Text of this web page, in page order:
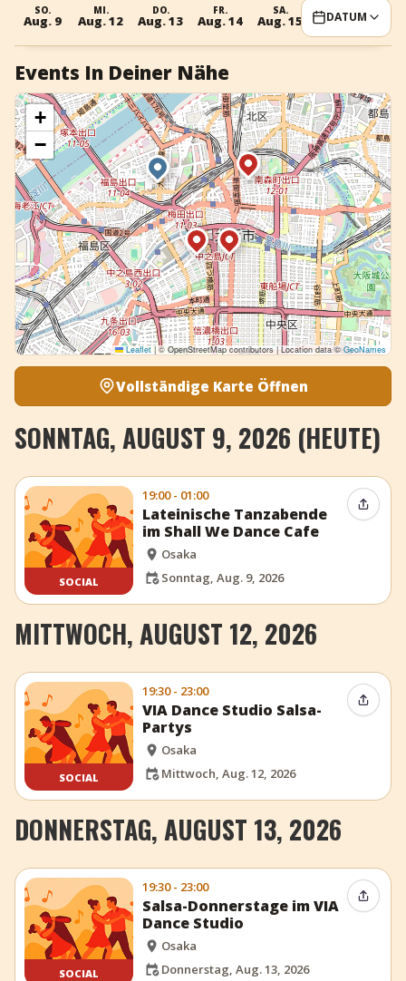
+ Event hinzufügen
SO.
Aug. 9
MI.
Aug. 12
DO.
Aug. 13
FR.
Aug. 14
SA.
Aug. 15 Aug. 16
DATUM
Events In Deiner Nähe
+
−
Leaflet |© OpenStreetMap contributors | Location data ©GeoNames
Vollständige Karte Öffnen
SONNTAG, AUGUST 9, 2026 (HEUTE)
SOCIAL
19:00 - 01:00
Lateinische Tanzabende
im Shall We Dance Cafe
Osaka
Sonntag, Aug. 9, 2026
Event
MITTWOCH, AUGUST 12, 2026
SOCIAL
19:30 - 23:00
VIA Dance Studio Salsa-
Partys
Osaka
Mittwoch, Aug. 12, 2026
Event
DONNERSTAG, AUGUST 13, 2026
SOCIAL
19:30 - 23:00
Salsa-Donnerstage im VIA
Dance Studio
Osaka
Donnerstag, Aug. 13, 2026
Event